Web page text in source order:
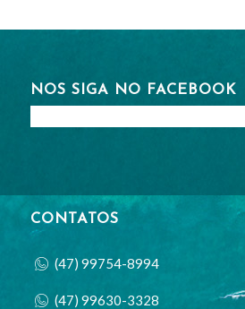
NOS SIGA NO FACEBOOK
CONTATOS
(47) 99754-8994
(47) 99630-3328